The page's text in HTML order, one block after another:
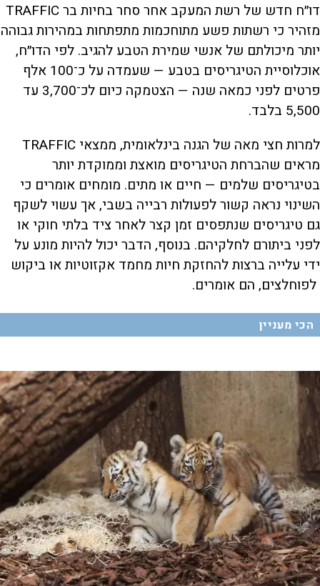
דו״ח חדש של רשת המעקב אחר סחר בחיות בר TRAFFIC
מזהיר כי רשתות פשע מתוחכמות מתפתחות במהירות גבוהה
יותר מיכולתם של אנשי שמירת הטבע להגיב. לפי הדו״ח,
אוכלוסיית הטיגריסים בטבע — שעמדה על כ־100 אלף
פרטים לפני כמאה שנה — הצטמקה כיום לכ־3,700 עד
5,500 בלבד.
למרות חצי מאה של הגנה בינלאומית, ממצאי TRAFFIC
מראים שהברחת הטיגריסים מואצת וממוקדת יותר
בטיגריסים שלמים — חיים או מתים. מומחים אומרים כי
השינוי נראה קשור לפעולות רבייה בשבי, אך עשוי לשקף
גם טיגריסים שנתפסים זמן קצר לאחר ציד בלתי חוקי או
לפני ביתורם לחלקיהם. בנוסף, הדבר יכול להיות מונע על
ידי עלייה ברצות להחזקת חיות מחמד אקזוטיות או ביקוש
לפוחלצים, הם אומרים.
הכי מעניין